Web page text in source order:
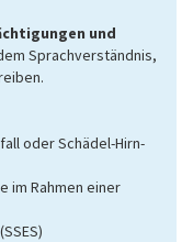
und
Sprachverständnis,
oder Schädel-Hirn-
im Rahmen einer